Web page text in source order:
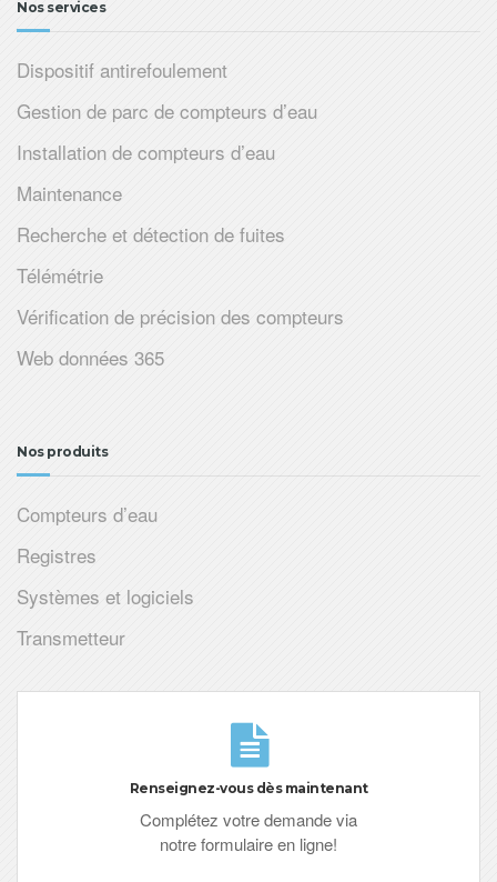
Nos services
Dispositif antirefoulement
Gestion de parc de compteurs d’eau
Installation de compteurs d’eau
Maintenance
Recherche et détection de fuites
Télémétrie
Vérification de précision des compteurs
Web données 365
Nos produits
Compteurs d’eau
Registres
Systèmes et logiciels
Transmetteur
Renseignez-vous dès maintenant
Complétez votre demande via
notre formulaire en ligne!